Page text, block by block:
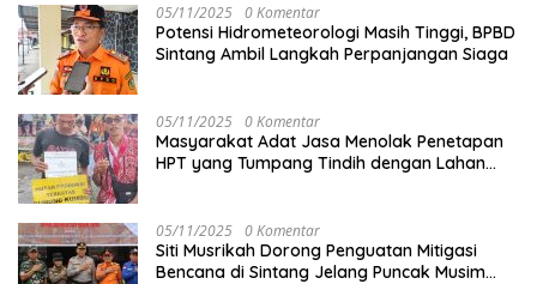
05/11/2025 0 Komentar
Potensi Hidrometeorologi Masih Tinggi, BPBD
Sintang Ambil Langkah Perpanjangan Siaga
05/11/2025 0 Komentar
Masyarakat Adat Jasa Menolak Penetapan
HPT yang Tumpang Tindih dengan Lahan
05/11/2025 0 Komentar
Siti Musrikah Dorong Penguatan Mitigasi
Bencana di Sintang Jelang Puncak Musim